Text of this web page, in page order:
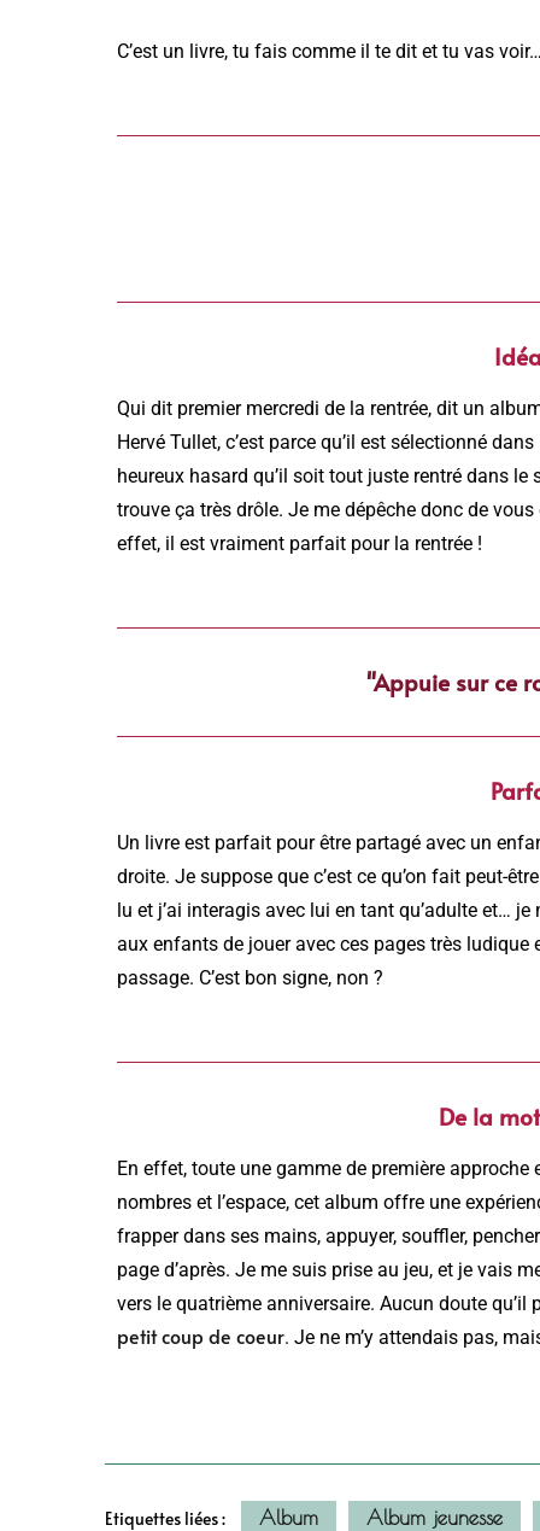
C’est un livre, tu fais comme il te dit et tu vas
Qui dit premier mercredi de la rentrée, dit un
Hervé Tullet, c’est parce qu’il est sélectionné
heureux hasard qu’il soit tout juste rentré dans le
trouve ça très drôle. Je me dépêche donc de
effet, il est vraiment parfait pour la rentrée !
"Appuie sur ce
Un livre est parfait pour être partagé avec un
droite. Je suppose que c’est ce qu’on fait peut-
lu et j’ai interagis avec lui en tant qu’adulte et…
aux enfants de jouer avec ces pages très
passage. C’est bon signe, non ?
De la
En effet, toute une gamme de première
nombres et l’espace, cet album offre une
frapper dans ses mains, appuyer, souffler,
page d’après. Je me suis prise au jeu, et je vais
vers le quatrième anniversaire. Aucun doute qu’il
petit coup de coeur. Je ne m’y attendais pas,
Etiquettes liées : Album
Album jeunesse